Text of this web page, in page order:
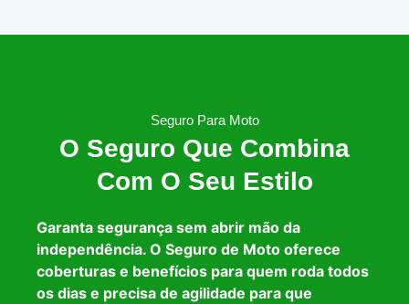
Seguro Para Moto
O Seguro Que Combina
Com O Seu Estilo
Garanta segurança sem abrir mão da
independência. O Seguro de Moto oferece
coberturas e benefícios para quem roda todos
os dias e precisa de agilidade para que